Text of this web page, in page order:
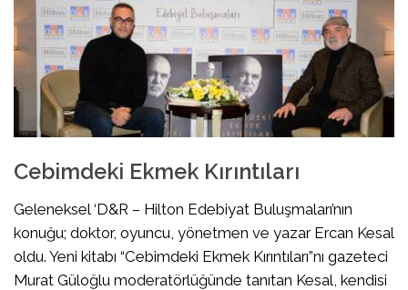
Cebimdeki Ekmek Kırıntıları
Geleneksel ‘D&R – Hilton Edebiyat Buluşmaları’nın
konuğu; doktor, oyuncu, yönetmen ve yazar Ercan Kesal
oldu. Yeni kitabı “Cebimdeki Ekmek Kırıntıları”nı gazeteci
Murat Güloğlu moderatörlüğünde tanıtan Kesal, kendisi